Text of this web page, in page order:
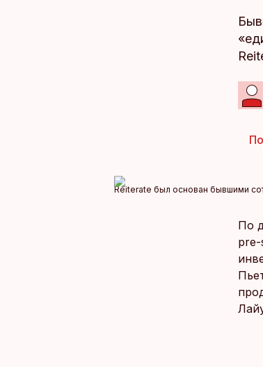
Reiterate был основан бывшими
По
pre-